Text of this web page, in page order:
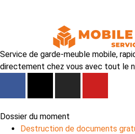
Service de garde-meuble mobile,
directement chez vous avec tout le
Dossier du moment
Destruction de documents